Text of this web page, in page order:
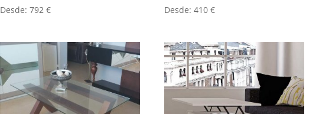
Desde:792€
Desde:410€